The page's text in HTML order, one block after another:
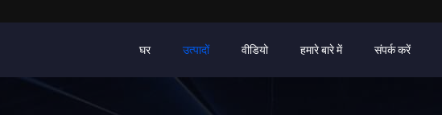
घर उत्पादों वीडियो हमारे बारे में संपर्क करें